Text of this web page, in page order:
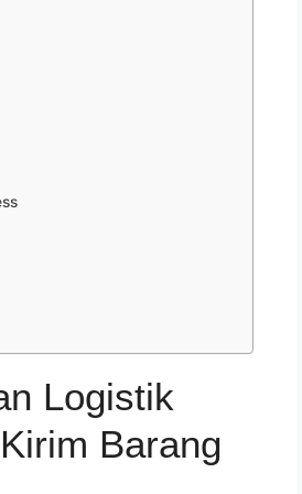
Logistik
Barang